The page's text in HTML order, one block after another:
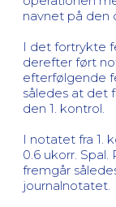
navnet på den
I det fortrykte
derefter ført
efterfølgende
således at det
den 1. kontrol.
I notatet fra 1.
0.6 ukorr.
fremgår
journalnotatet.